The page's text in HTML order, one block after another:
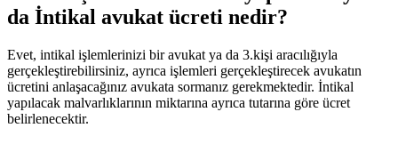
da İntikal avukat ücreti nedir?
Evet, intikal işlemlerinizi bir avukat ya da 3.kişi aracılığıyla
gerçekleştirebilirsiniz, ayrıca işlemleri gerçekleştirecek avukatın
ücretini anlaşacağınız avukata sormanız gerekmektedir. İntikal
yapılacak malvarlıklarının miktarına ayrıca tutarına göre ücret
belirlenecektir.